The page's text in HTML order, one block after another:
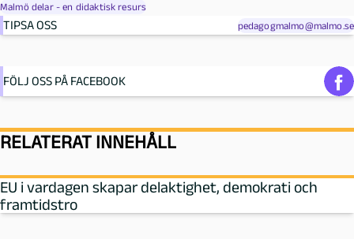
Malmö delar - en didaktisk resurs
TIPSA OSS pedagogmalmo@malmo.se
FÖLJ OSS PÅ FACEBOOK
RELATERAT INNEHÅLL
EU i vardagen skapar delaktighet, demokrati och
framtidstro